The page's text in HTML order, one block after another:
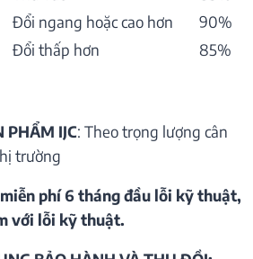
Đổi ngang hoặc cao hơn
90%
Đổi thấp hơn
85%
PHẨM IJC: Theo trọng lượng cân
trường
phí 6 tháng đầu lỗi kỹ thuật,
với lỗi kỹ thuật.